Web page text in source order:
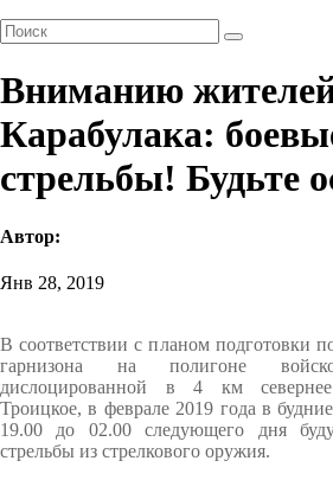
Вниманию
Карабулака:
стрельбы! Будьте
Автор:
Янв 28, 2019
В соответствии с планом подготовки
гарнизона на полигоне
дислоцированной в 4 км севернее
Троицкое, в феврале 2019 года в
19.00 до 02.00 следующего дня
стрельбы из стрелкового оружия.